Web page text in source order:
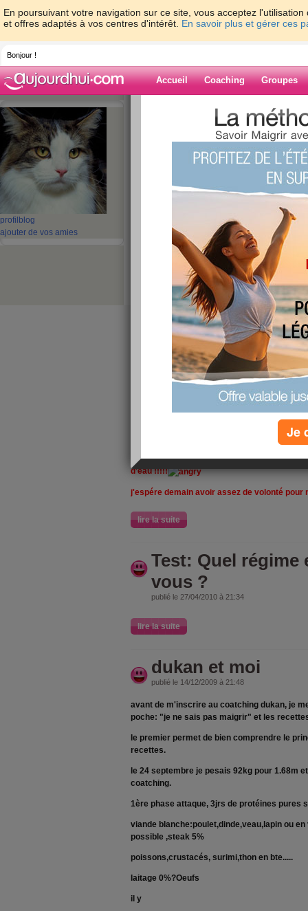
En poursuivant votre navigation sur ce site, vous acceptez
et offres adaptés à vos centres d'intérêt. En savoir plus et gérer ces
Bonjour !
Accueil Coaching Groupes
profil blog
ajouter de vos amies
>
Blog de
3 4
2eme jour du
publié le 26/06/2012 à 22:26
pas de dérapage aujourd'hui,je ne suis pas le
aux équivalences! et les plans repas m'aident
aujourd'hui.com!
j'ai fait une bonne marche d'une heure avec
vignobles de Segonzac!
lire la suite
1er jour du
voila,pour le 1er jour,j'ai bien tenu le cap
envie de lait chaud et de miel,plus une part
d'eau !!!!!
j'espére demain avoir assez de volonté pour
lire la suite
Test: Quel régime
vous ?
publié le 27/04/2010 à 21:34
lire la suite
dukan et moi
publié le 14/12/2009 à 21:48
avant de m'inscrire au coatching dukan, je
poche: "je ne sais pas maigrir" et les
le premier permet de bien comprendre le
recettes.
le 24 septembre je pesais 92kg pour 1.68m
coatching.
1ère phase attaque, 3jrs de protéines pures
viande blanche:poulet,dinde,veau,lapin ou
possible ,steak 5%
poissons,crustacés, surimi,thon en bte.....
laitage 0%?Oeufs
il y
Je